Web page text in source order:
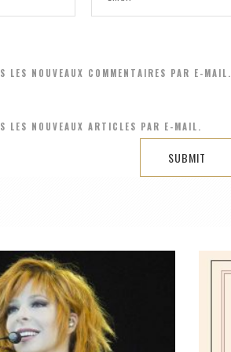
LES NOUVEAUX COMMENTAIRES PAR E-MAIL.
LES NOUVEAUX ARTICLES PAR E-MAIL.